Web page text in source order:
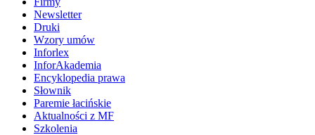
Newsletter
Druki
Wzory umów
Inforlex
InforAkademia
Encyklopedia prawa
Słownik
Paremie łacińskie
Aktualności z MF
Szkolenia